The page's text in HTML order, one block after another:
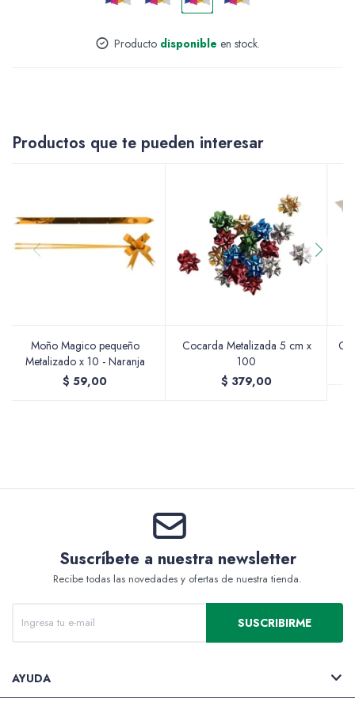
Producto disponible en stock.
Productos que te pueden interesar
Moño Magico pequeño
Metalizado x 10 - Naranja
$ 59,00
Cocarda Metalizada 5 cm x
100
$ 379,00
Suscríbete a nuestra newsletter
Recibe todas las novedades y ofertas de nuestra tienda.
SUSCRIBIRME
AYUDA
Soportes Artísticos
Pinceles
Packs